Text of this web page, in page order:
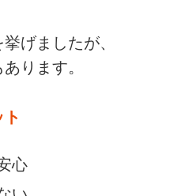
げましたが、
ります。
心